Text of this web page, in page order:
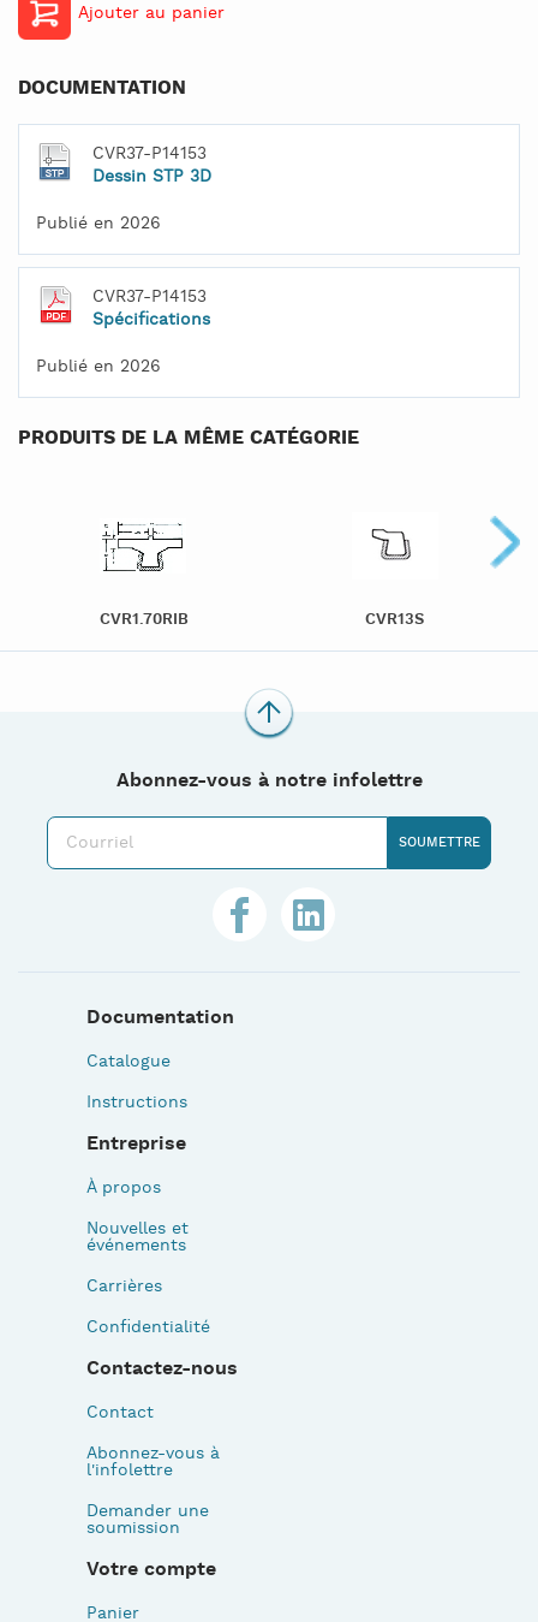
Ajouter au panier
DOCUMENTATION
CVR37-P14153
Dessin STP 3D
Publié en 2026
CVR37-P14153
Spécifications
Publié en 2026
PRODUITS DE LA MÊME CATÉGORIE
CVR1.70RIB CVR13S
Abonnez-vous à notre infolettre
Documentation
Catalogue
Instructions
Entreprise
À propos
Nouvelles et
événements
Carrières
Confidentialité
Contactez-nous
Contact
Abonnez-vous à
l'infolettre
Demander une
soumission
Votre compte
Panier